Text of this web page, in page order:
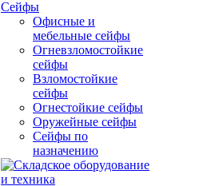
Сейфы
Офисные и
мебельные сейфы
Огневзломостойкие
сейфы
Взломостойкие
сейфы
Огнестойкие сейфы
Оружейные сейфы
Сейфы по
назначению